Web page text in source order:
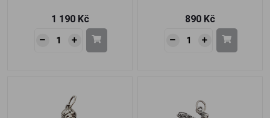
1 190 Kč 890 Kč